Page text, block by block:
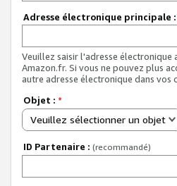
Adresse électronique principale :
Veuillez saisir l'adresse électronique
Amazon.fr. Si vous ne pouvez plus
autre adresse électronique dans vos
Objet : *
Veuillez sélectionner un objet
ID Partenaire : (recommandé)